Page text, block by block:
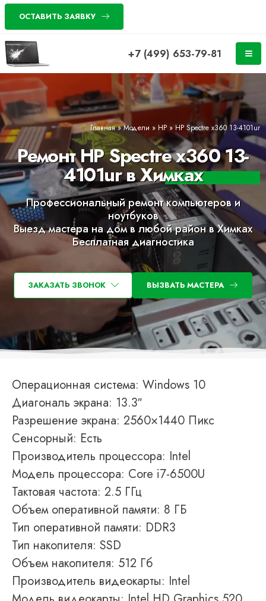
ОСТАВИТЬ ЗАЯВКУ
+7 (499) 653-79-81
Главная»Модели » HP » HP Spectre x360 13-4101ur
Ремонт HP Spectre x360 13-
4101ur в Химках
Профессиональный ремонт компьютеров и
ноутбуков
Выезд мастера на дом в любой район в Химках
Бесплатная диагностика
ЗАКАЗАТЬ ЗВОНОК ВЫЗВАТЬ МАСТЕРА
Операционная система: Windows 10
Диагональ экрана: 13.3″
Разрешение экрана: 2560×1440 Пикс
Сенсорный: Есть
Производитель процессора: Intel
Модель процессора: Core i7-6500U
Тактовая частота: 2.5 ГГц
Объем оперативной памяти: 8 ГБ
Тип оперативной памяти: DDR3
Тип накопителя: SSD
Объем накопителя: 512 Гб
Производитель видеокарты: Intel